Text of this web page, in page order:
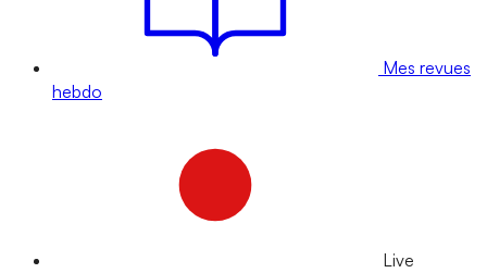
Mes revues
hebdo
Live